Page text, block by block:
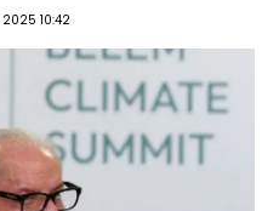
10:42